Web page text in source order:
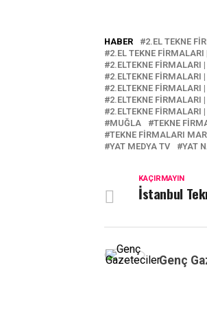
HABER 2.EL TEKNE
2.EL TEKNE
2.ELTEKNE FIRMALARI
2.ELTEKNE FIRMALARI
2.ELTEKNE FIRMALARI
2.ELTEKNE FIRMALARI
2.ELTEKNE FIRMALARI
MUĞLA
TEKNE
TEKNE FIRMALARI
YAT MEDYA TV
YAT
KAÇIRMAYIN
İstanbul
Genç